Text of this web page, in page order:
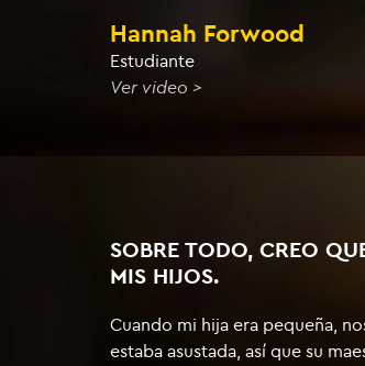
Hannah Forwood
Estudiante
Ver video >
SOBRE TODO, CREO
MIS HIJOS.
Cuando mi hija era pequeña,
estaba asustada, así que su